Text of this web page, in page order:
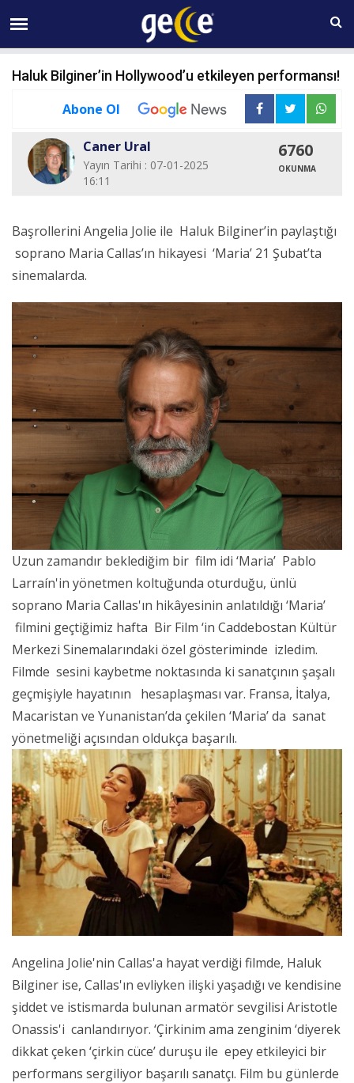
07 AĞUSTOS Cuma 23:37
Haluk Bilginer’in Hollywood’u etkileyen performansı!
Abone Ol
Caner Ural
Yayın Tarihi : 07-01-2025
16:11
6760
OKUNMA
Başrollerini Angelia Jolie ile Haluk Bilginer’in paylaştığı
soprano Maria Callas’ın hikayesi ‘Maria’ 21 Şubat’ta
sinemalarda.
Uzun zamandır beklediğim bir film idi ‘Maria’ Pablo
Larraín'in yönetmen koltuğunda oturduğu, ünlü
soprano Maria Callas'ın hikâyesinin anlatıldığı ‘Maria’
filmini geçtiğimiz hafta Bir Film ‘in Caddebostan Kültür
Merkezi Sinemalarındaki özel gösteriminde izledim.
Filmde sesini kaybetme noktasında ki sanatçının şaşalı
geçmişiyle hayatının hesaplaşması var. Fransa, İtalya,
Macaristan ve Yunanistan’da çekilen ‘Maria’ da sanat
yönetmeliği açısından oldukça başarılı.
Angelina Jolie'nin Callas'a hayat verdiği filmde, Haluk
Bilginer ise, Callas'ın evliyken ilişki yaşadığı ve kendisine
şiddet ve istismarda bulunan armatör sevgilisi Aristotle
Onassis'i canlandırıyor. ‘Çirkinim ama zenginim ‘diyerek
dikkat çeken ‘çirkin cüce’ duruşu ile epey etkileyici bir
performans sergiliyor başarılı sanatçı. Film bu günlerde